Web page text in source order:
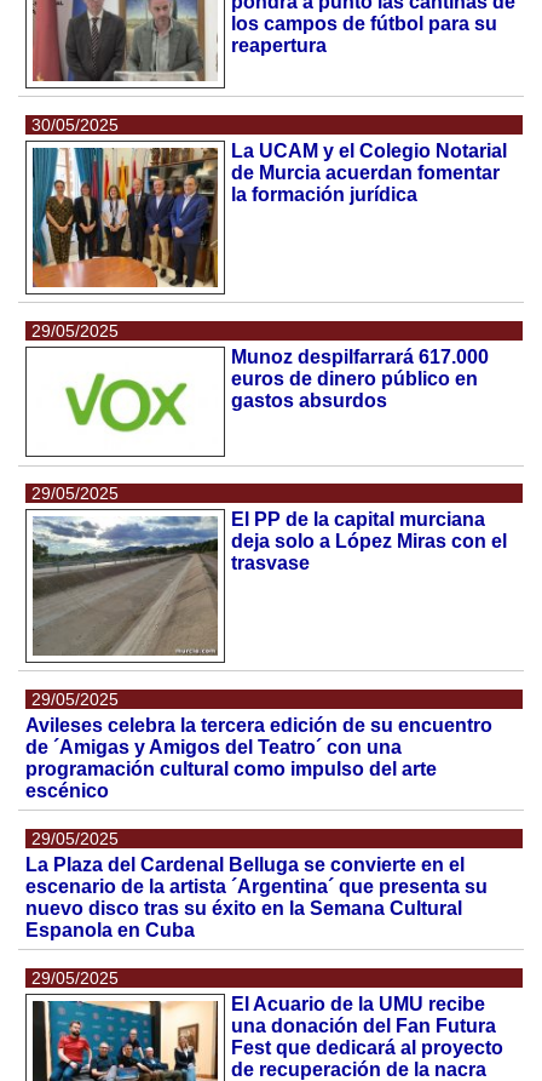
los campos de fútbol para su
reapertura
30/05/2025
La UCAM y el Colegio Notarial
de Murcia acuerdan fomentar
la formación jurídica
29/05/2025
Munoz despilfarrará 617.000
euros de dinero público en
gastos absurdos
29/05/2025
El PP de la capital murciana
deja solo a López Miras con el
trasvase
29/05/2025
Avileses celebra la tercera edición de su encuentro
de ´Amigas y Amigos del Teatro´ con una
programación cultural como impulso del arte
escénico
29/05/2025
La Plaza del Cardenal Belluga se convierte en el
escenario de la artista ´Argentina´ que presenta su
nuevo disco tras su éxito en la Semana Cultural
Espanola en Cuba
29/05/2025
El Acuario de la UMU recibe
una donación del Fan Futura
Fest que dedicará al proyecto
de recuperación de la nacra